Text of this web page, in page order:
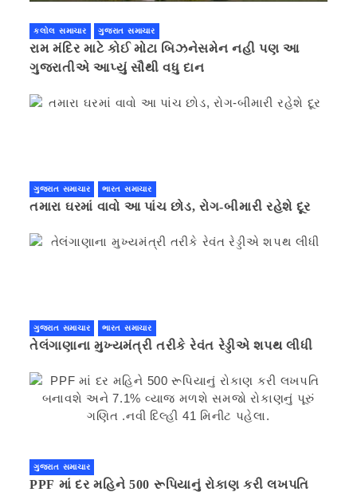
કલોલ સમાચાર ગુજરાત સમાચાર
રામ મંદિર માટે કોઈ મોટા બિઝનેસમેન નહી પણ આ
ગુજરાતીએ આપ્યું સૌથી વધુ દાન
ગુજરાત સમાચાર ભારત સમાચાર
તમારા ઘરમાં વાવો આ પાંચ છોડ, રોગ-બીમારી રહેશે દૂર
ગુજરાત સમાચાર ભારત સમાચાર
તેલંગાણાના મુખ્યમંત્રી તરીકે રેવંત રેડ્ડીએ શપથ લીધી
ગુજરાત સમાચાર
PPF માં દર મહિને 500 રૂપિયાનું રોકાણ કરી લખપતિ